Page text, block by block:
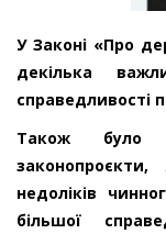
У Законі «Про
декілька
справедливості
Також було
недоліків
більшої